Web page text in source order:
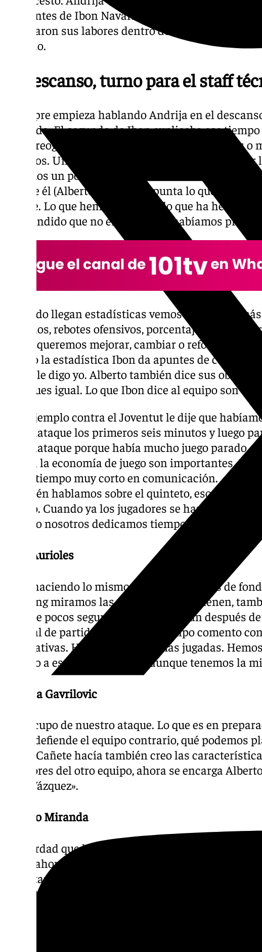
ayudantes de Ibon Navarro, repasaron temas de
explicaron sus labores dentro del cuerpo técnico
morado.
El descanso, turno para el staff
«Siempre empieza hablando Andrija en el
Miranda. El segundo de Ibon explicaba ese
«La coreografía precisa es que siempre hay más o
minutos. Un minuto que tarda Javi Salvo en
Estamos un poco repasando cada uno lo que
porque él (Alberto Miranda) apunta lo que es de la
ataque. Lo que hemos anotado, lo que ha hecho
sorprendido que no era de lo que habíamos
«Cuando llegan estadísticas vemos un poco lo
perdidos, rebotes ofensivos, porcentaje de tiro…
lo que queremos mejorar, cambiar o reforzar.
viendo la estadística Ibon da apuntes de cómo
lo que le digo yo. Alberto también dice sus
algo pues igual. Lo que Ibon dice al equipo son
«Por ejemplo contra el Joventut le dije que
contraataque los primeros seis minutos y luego
contraataque porque había mucho juego parado.
que en la economía de juego son importantes. No
en un tiempo muy corto en comunicación.
También hablamos sobre el quinteto, eso en la
último. Cuando ya los jugadores se han marchado
cuando nosotros dedicamos tiempo a eso».
Paco Aurioles
«Sigo haciendo lo mismo. Llevo las jugadas de
scouting miramos las situaciones que tienen,
rival de pocos segundos, las que juegan después
de final de partido. De nuestro equipo comento
alternativas. Hacemos las mismas jugadas.
pasado a este algunas cosas aunque tenemos la
Andrija Gavrilovic
«Me ocupo de nuestro ataque. Lo que es en
cómo defiende el equipo contrario, qué podemos
Ángel Cañete hacía también creo las
jugadores del otro equipo, ahora se encarga
Fran Vázquez».
Alberto Miranda
«Es verdad que hago mucho trabajo de vídeo. El
dicen ahora creo que es muy importante. Aquí
no es tan habitual. Eso nos ayuda mucho a dar lo
Las últimas temporadas ha sido más o menos el